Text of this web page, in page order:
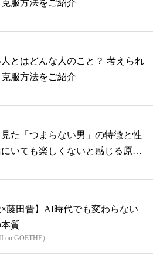
服方法をご紹介
とはどんな人のこと？ 考えられ
服方法をご紹介
た「つまらない男」の特徴と性
いても楽しくないと感じる原因
×藤田晋】AI時代でも変わらない
質
on GOETHE）